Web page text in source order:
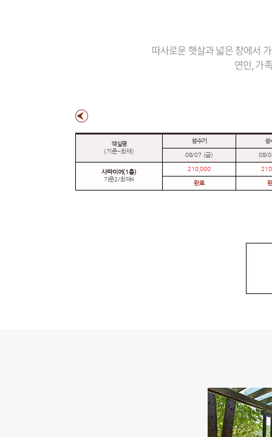
따사로운 햇살과 넓은 창에서
연인, 가